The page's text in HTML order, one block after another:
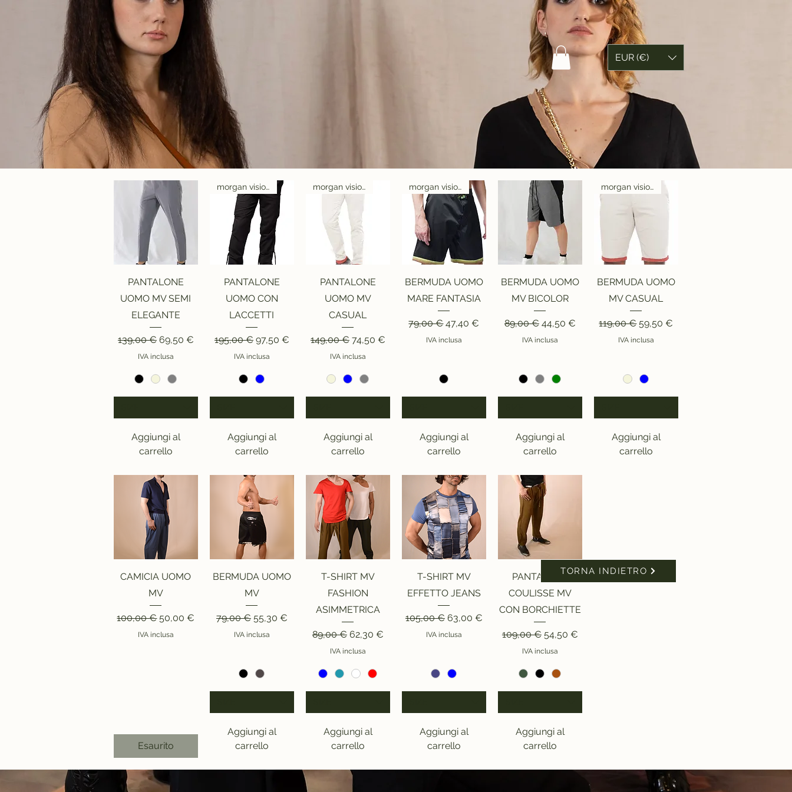
EUR (€)
Vista rapida
PANTALONE
UOMO MV SEMI
ELEGANTE
Prezzo regolare
139,00 € Prezzo scontato
69,50 €
IVA inclusa
Aggiungi al
carrello
Vista rapida
morgan visioli fashion
PANTALONE
UOMO CON
LACCETTI
Prezzo regolare
195,00 € Prezzo scontato
97,50 €
IVA inclusa
Aggiungi al
carrello
Vista rapida
morgan visioli fashion
PANTALONE
UOMO MV
CASUAL
Prezzo regolare
149,00 € Prezzo scontato
74,50 €
IVA inclusa
Aggiungi al
carrello
Vista rapida
morgan visioli fashion
BERMUDA UOMO
MARE FANTASIA
Prezzo regolare
79,00 €Prezzo scontato
47,40 €
IVA inclusa
Aggiungi al
carrello
Vista rapida
BERMUDA UOMO
MV BICOLOR
Prezzo regolare
89,00 € Prezzo scontato
44,50 €
IVA inclusa
Aggiungi al
carrello
Vista rapida
morgan visioli fashion
BERMUDA UOMO
MV CASUAL
Prezzo regolare
119,00 € Prezzo scontato
59,50 €
IVA inclusa
Aggiungi al
carrello
Vista rapida
CAMICIA UOMO
MV
Prezzo regolare
100,00 € Prezzo scontato
50,00 €
IVA inclusa
Esaurito
Vista rapida
BERMUDA UOMO
MV
Prezzo regolare
79,00 € Prezzo scontato
55,30 €
IVA inclusa
Aggiungi al
carrello
Vista rapida
T-SHIRT MV
FASHION
ASIMMETRICA
Prezzo regolare
89,00 € Prezzo scontato
62,30 €
IVA inclusa
Aggiungi al
carrello
Vista rapida
T-SHIRT MV
EFFETTO JEANS
Prezzo regolare
105,00 € Prezzo scontato
63,00 €
IVA inclusa
Aggiungi al
carrello
Vista rapida
PANTALONE
COULISSE MV
CON BORCHIETTE
Prezzo regolare
109,00 € Prezzo scontato
54,50 €
IVA inclusa
Aggiungi al
carrello
TORNA INDIETRO